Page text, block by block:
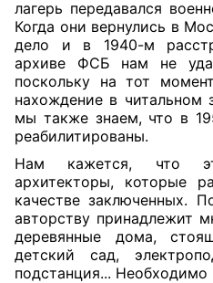
лагерь передавался
Когда они вернулись в
дело и в 1940-м
архиве ФСБ нам не
поскольку на тот
нахождение в читальном
мы также знаем, что в
реабилитированы.
Нам кажется, что
архитекторы, которые
качестве заключенных.
авторству принадлежит
деревянные дома,
детский сад,
подстанция...